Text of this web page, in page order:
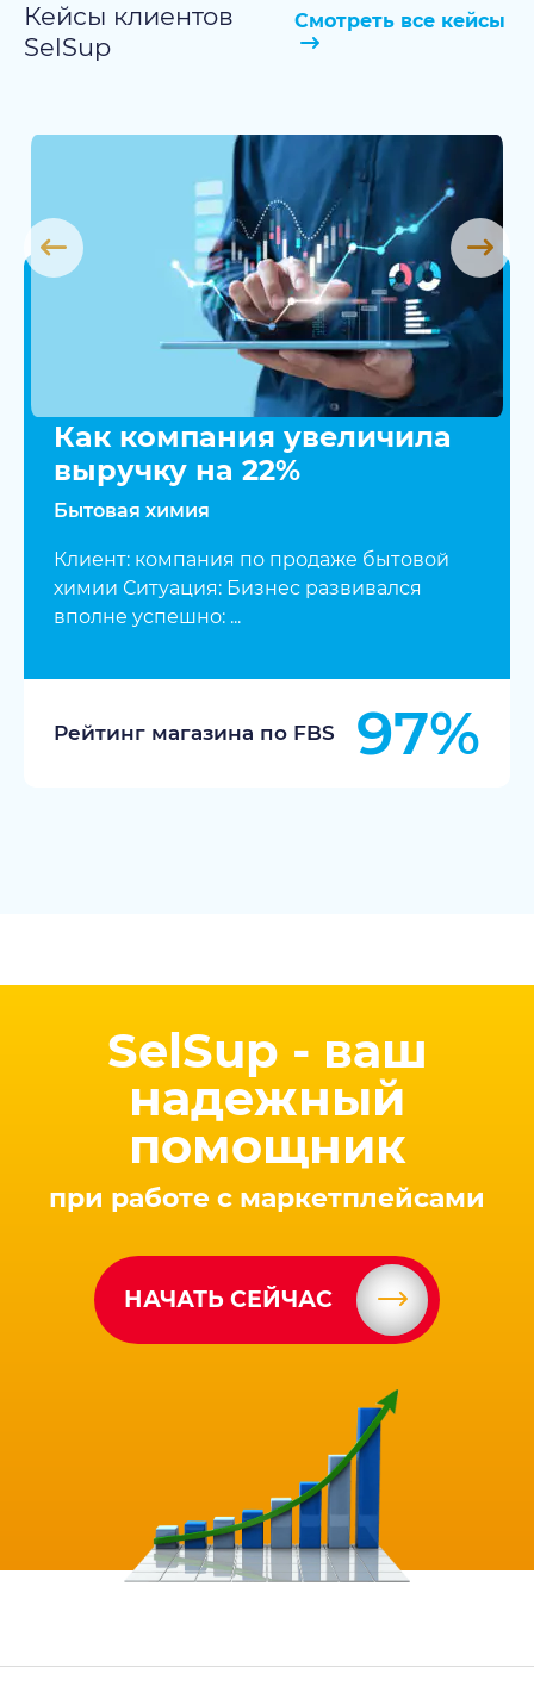
Кейсы клиентов
SelSup
Смотреть все кейсы
Как компания увеличила
выручку на 22%
Бытовая химия
Клиент: компания по продаже бытовой
химии Ситуация: Бизнес развивался
вполне успешно: ...
Рейтинг магазина по FBS 97%
SelSup - ваш
надежный
помощник
при работе с маркетплейсами
НАЧАТЬ СЕЙЧАС